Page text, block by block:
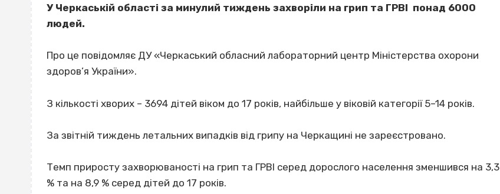
У Черкаській області за минулий тиждень захворіли на грип та ГРВІ понад 6000
людей.
Про це повідомляє ДУ «Черкаський обласний лабораторний центр Міністерства охорони
здоров’я України».
З кількості хворих – 3694 дітей віком до 17 років, найбільше у віковій категорії 5–14 років.
За звітній тиждень летальних випадків від грипу на Черкащині не зареєстровано.
Темп приросту захворюваності на грип та ГРВІ серед дорослого населення зменшився на 3,3
% та на 8,9 % серед дітей до 17 років.